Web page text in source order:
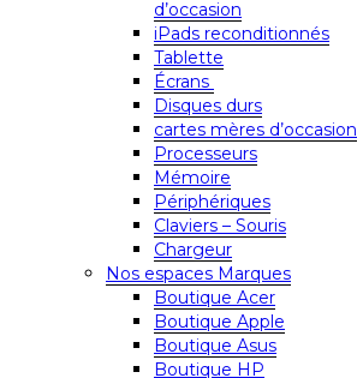
d’occasion
iPads reconditionnés
Tablette
Écrans
Disques durs
cartes mères d’occasion
Processeurs
Mémoire
Périphériques
Claviers – Souris
Chargeur
Nos espaces Marques
Boutique Acer
Boutique Apple
Boutique Asus
Boutique HP